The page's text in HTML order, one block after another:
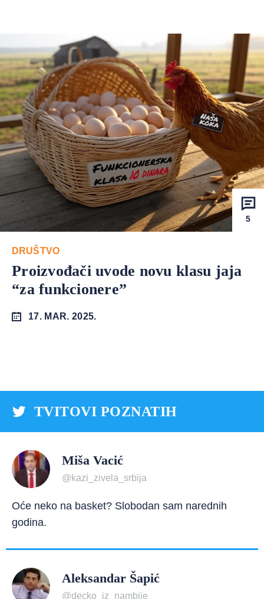
5
DRUŠTVO
Proizvođači uvode novu klasu jaja
“za funkcionere”
17. MAR. 2025.
TVITOVI POZNATIH
Miša Vacić
@kazi_zivela_srbija
Oće neko na basket? Slobodan sam narednih
godina.
Aleksandar Šapić
@decko_iz_nambije